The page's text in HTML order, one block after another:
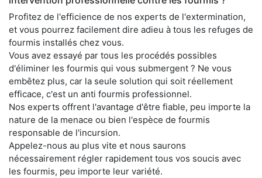
Profitez de l'efficience de nos experts de l'extermination,
et vous pourrez facilement dire adieu à tous les refuges de
fourmis installés chez vous.
Vous avez essayé par tous les procédés possibles
d'éliminer les fourmis qui vous submergent ? Ne vous
embêtez plus, car la seule solution qui soit réellement
efficace, c'est un anti fourmis professionnel.
Nos experts offrent l'avantage d'être fiable, peu importe la
nature de la menace ou bien l'espèce de fourmis
responsable de l'incursion.
Appelez-nous au plus vite et nous saurons
nécessairement régler rapidement tous vos soucis avec
les fourmis, peu importe leur variété.